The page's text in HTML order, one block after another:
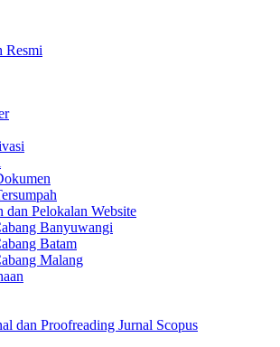
dan Pelokalan Website
Banyuwangi
Batam
Malang
dan Proofreading Jurnal Scopus